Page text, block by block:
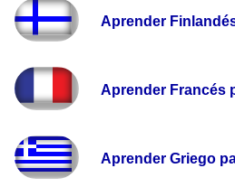
Aprender
Aprender Francés
Aprender Griego